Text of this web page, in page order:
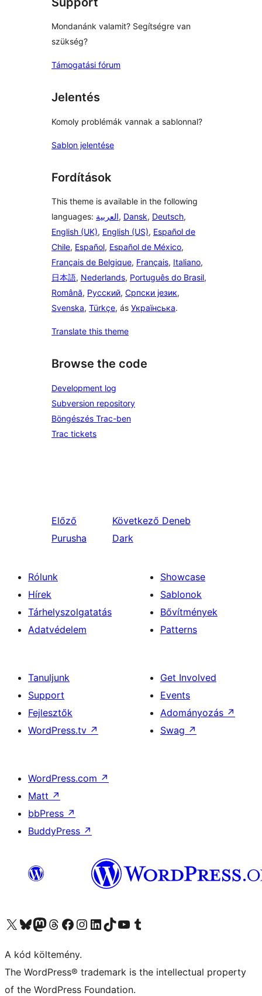
Mondanánk valamit? Segítségre van
szükség?
Támogatási fórum
Jelentés
Komoly problémák vannak a sablonnal?
Sablon jelentése
Fordítások
This theme is available in the following
languages: العربية, Dansk, Deutsch,
English (UK), English (US), Español de
Chile, Español, Español de México,
Français de Belgique, Français, Italiano,
日本語, Nederlands, Português do Brasil,
Română, Русский, Српски језик,
Svenska, Türkçe, ás Українська.
Translate this theme
Browse the code
Development log
Subversion repository
Böngészés Trac-ben
Trac tickets
Előző
Purusha
Következő Deneb
Dark
Rólunk
Hírek
Tárhelyszolgatatás
Adatvédelem
Showcase
Sablonok
Bővítmények
Patterns
Tanuljunk
Support
Fejlesztők
WordPress.tv ↗
Get Involved
Events
Adományozás ↗
Swag ↗
WordPress.com ↗
Matt ↗
bbPress ↗
BuddyPress ↗
Visit our X (formerly Twitter) account
Visit our Bluesky account
Twitter csatornánk
Visit our Threads account
Facebook oldalunk megtekintése
Visit our Instagram account
Visit our LinkedIn account
Visit our TikTok account
Visit our YouTube channel
Visit our Tumblr account
A kód költemény.
The WordPress® trademark is the intellectual property
of the WordPress Foundation.